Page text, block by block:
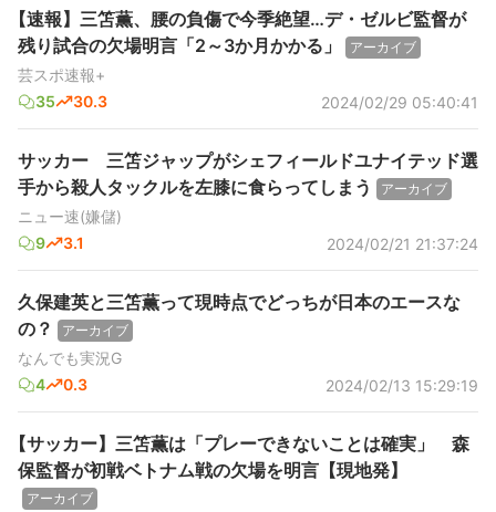
【速報】三笘薫、腰の負傷で今季絶望…デ・ゼルビ監督が
残り試合の欠場明言「2～3か月かかる」
アーカイブ
芸スポ速報+
35
30.3 2024/02/29 05:40:41
サッカー 三笘ジャップがシェフィールドユナイテッド選
手から殺人タックルを左膝に食らってしまう
アーカイブ
ニュー速(嫌儲)
9
3.1 2024/02/21 21:37:24
久保建英と三笘薫って現時点でどっちが日本のエースな
の？
アーカイブ
なんでも実況G
4
0.3 2024/02/13 15:29:19
【サッカー】三笘薫は「プレーできないことは確実」 森
保監督が初戦ベトナム戦の欠場を明言【現地発】
アーカイブ